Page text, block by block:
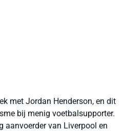
met Jordan Henderson, en dit
bij menig voetbalsupporter.
aanvoerder van Liverpool en